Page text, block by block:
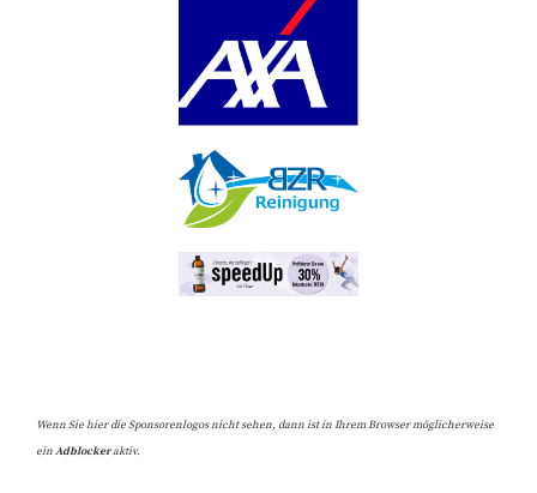
Wenn Sie hier die Sponsorenlogos nicht sehen, dann ist in Ihrem Browser möglicherweise
einAdblockeraktiv.